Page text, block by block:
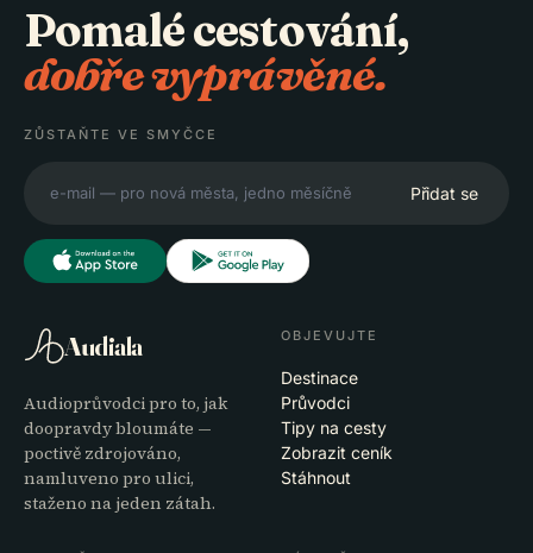
Pomalé cestování,
dobře vyprávěné.
ZŮSTAŇTE VE SMYČCE
Přidat se
Audiala
Audioprůvodci pro to, jak
doopravdy bloumáte —
poctivě zdrojováno,
namluveno pro ulici,
staženo na jeden zátah.
OBJEVUJTE
Destinace
Průvodci
Tipy na cesty
Zobrazit ceník
Stáhnout